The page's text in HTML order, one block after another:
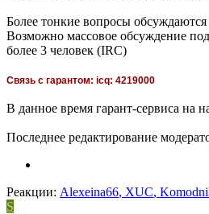
Более тонкие вопросы
Возможно массовое обсуждение
более 3 человек (IRC)
Связь с гарантом: icq: 4219000
В данное время гарант-сервиса на
Последнее редактирование
Реакции: Alexeina66, XUC,
S